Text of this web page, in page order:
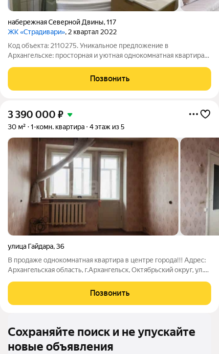
набережная Северной Двины,117
ЖК «Страдивари», 2 квартал 2022
Код объекта: 2110275. Уникальное предложение в
Архангельске: просторная и уютная однокомнатная квартира
малоэтажном фонде ЖК Страдивари. Квартира подойдёт
людям которые ценят комфорт и удобство. В квартире
Позвонить
3 390 000 ₽
30 м² 1-комн. квартира 4 этаж из 5
улица Гайдара,36
В продаже однокомнатная квартира в центре города!!! Адрес:
Apxaнгeльская oбласть, г.Арxангeльск, Октябрьский округ, ул.
Высота потолков в квартире: 2.5 м Кухня: 6,5 м2 Комнаты: 19
м2 В
Позвонить
Сохраняйте поиск и не упускайте
новые объявления